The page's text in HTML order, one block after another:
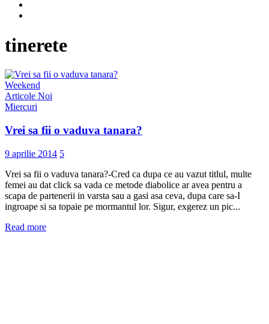
tinerete
Weekend
Articole Noi
Miercuri
Vrei sa fii o vaduva tanara?
9 aprilie 2014 5
Vrei sa fii o vaduva tanara?-Cred ca dupa ce au vazut titlul, multe
femei au dat click sa vada ce metode diabolice ar avea pentru a
scapa de partenerii in varsta sau a gasi asa ceva, dupa care sa-I
ingroape si sa topaie pe mormantul lor. Sigur, exgerez un pic...
Read more